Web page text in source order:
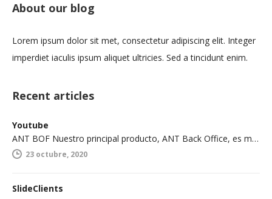
About our blog
Lorem ipsum dolor sit met, consectetur adipiscing elit. Integer
imperdiet iaculis ipsum aliquet ultricies. Sed a tincidunt enim.
Recent articles
Youtube
ANT BOF Nuestro principal producto, ANT Back Office, es multiusuario, con manejo de sucursales y gestión de múltiples IATAS. Está…
23 octubre, 2020
SlideClients